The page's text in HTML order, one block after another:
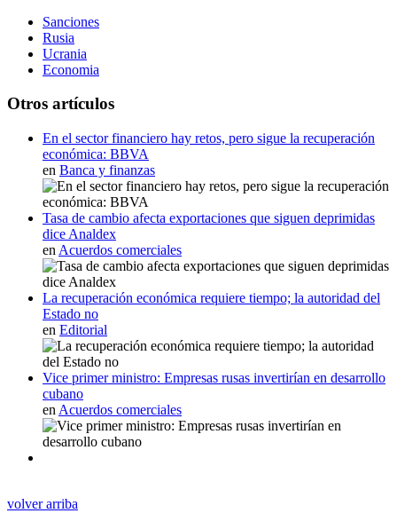
Sanciones
Rusia
Ucrania
Economia
Otros artículos
En el sector financiero hay retos, pero sigue la recuperación
económica: BBVA
en Banca y finanzas
Tasa de cambio afecta exportaciones que siguen deprimidas
dice Analdex
en Acuerdos comerciales
La recuperación económica requiere tiempo; la autoridad del
Estado no
en Editorial
Vice primer ministro: Empresas rusas invertirían en desarrollo
cubano
en Acuerdos comerciales
volver arriba